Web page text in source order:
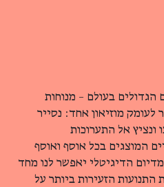
בעולם – מנוחות
לעומק מוזיאון אחד: נסייר
ונציץ אל התערוכות
המוצגים בכל אוסף ואוסף
הדיגיטלי יאפשר לנו מחד
התנועות הזעירות ביותר על